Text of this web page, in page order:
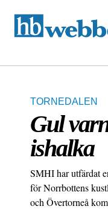
TORNEDALEN
Gul
ishalka
SMHI har utfärdat
för Norrbottens
och Övertorneå